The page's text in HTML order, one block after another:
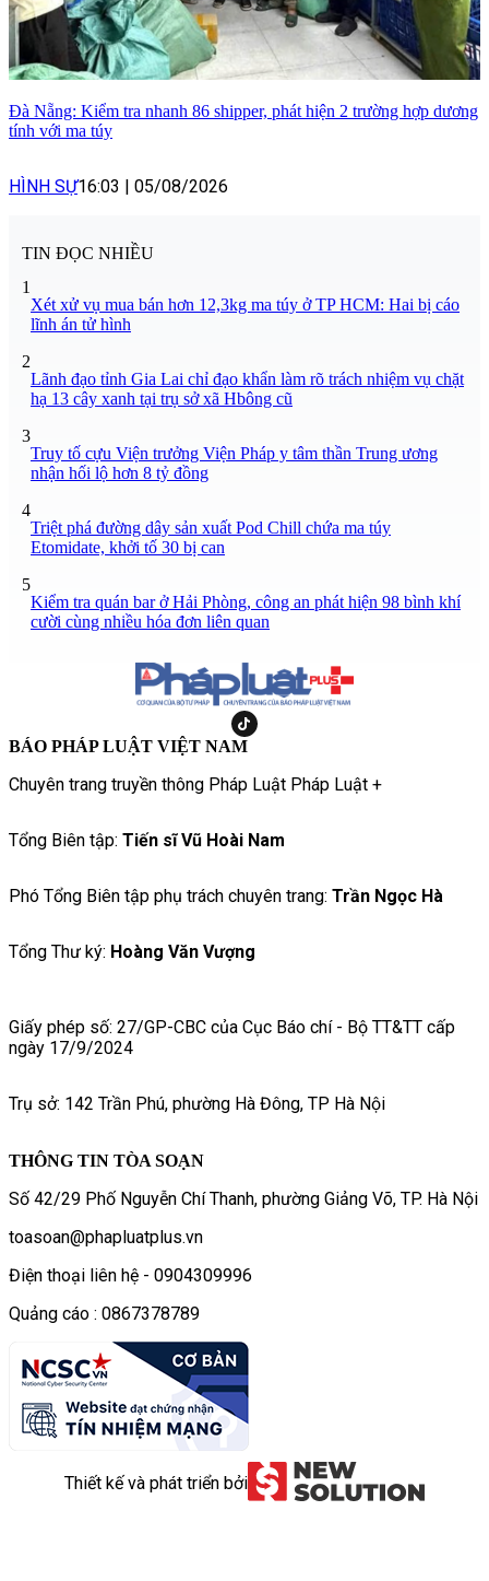
Đà Nẵng: Kiểm tra nhanh 86 shipper, phát hiện 2 trường hợp dương
tính với ma túy
HÌNH SỰ16:03 05/08/2026
TIN ĐỌC NHIỀU
1
Xét xử vụ mua bán hơn 12,3kg ma túy ở TP HCM: Hai bị cáo
lĩnh án tử hình
2
Lãnh đạo tỉnh Gia Lai chỉ đạo khẩn làm rõ trách nhiệm vụ chặt
hạ 13 cây xanh tại trụ sở xã Hbông cũ
3
Truy tố cựu Viện trưởng Viện Pháp y tâm thần Trung ương
nhận hối lộ hơn 8 tỷ đồng
4
Triệt phá đường dây sản xuất Pod Chill chứa ma túy
Etomidate, khởi tố 30 bị can
5
Kiểm tra quán bar ở Hải Phòng, công an phát hiện 98 bình khí
cười cùng nhiều hóa đơn liên quan
BÁO PHÁP LUẬT VIỆT NAM
Chuyên trang truyền thông Pháp Luật Pháp Luật +
Tổng Biên tập: Tiến sĩ Vũ Hoài Nam
Phó Tổng Biên tập phụ trách chuyên trang: Trần Ngọc Hà
Tổng Thư ký: Hoàng Văn Vượng
Giấy phép số: 27/GP-CBC của Cục Báo chí - Bộ TT&TT cấp
ngày 17/9/2024
Trụ sở: 142 Trần Phú, phường Hà Đông, TP Hà Nội
THÔNG TIN TÒA SOẠN
Số 42/29 Phố Nguyễn Chí Thanh, phường Giảng Võ, TP. Hà Nội
toasoan@phapluatplus.vn
Điện thoại liên hệ - 0904309996
Quảng cáo : 0867378789
Thiết kế và phát triển bởi